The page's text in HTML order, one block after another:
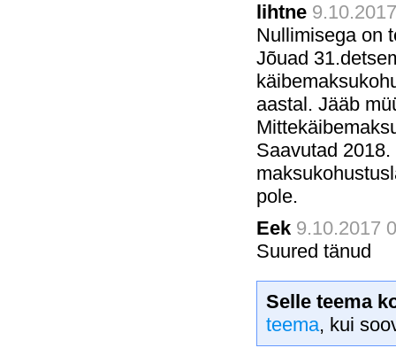
lihtne
Nullimisega on
Jõuad
aastal. Jääb
Saavutad
pole.
Eek 9.10.2017
Suured tänud
Selle teema
teema, kui